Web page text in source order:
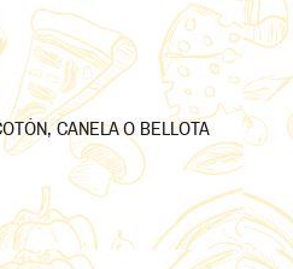
CANELA O BELLOTA